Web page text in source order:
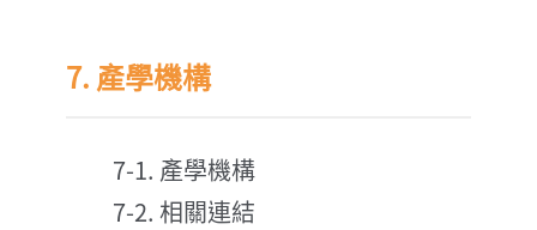
7. 產學機構
7-1. 產學機構
7-2. 相關連結